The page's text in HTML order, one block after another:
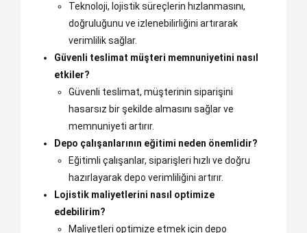
Teknoloji, lojistik süreçlerin hızlanmasını,
doğruluğunu ve izlenebilirliğini artırarak
verimlilik sağlar.
Güvenli teslimat müşteri memnuniyetini nasıl
etkiler?
Güvenli teslimat, müşterinin siparişini
hasarsız bir şekilde almasını sağlar ve
memnuniyeti artırır.
Depo çalışanlarının eğitimi neden önemlidir?
Eğitimli çalışanlar, siparişleri hızlı ve doğru
hazırlayarak depo verimliliğini artırır.
Lojistik maliyetlerini nasıl optimize
edebilirim?
Maliyetleri optimize etmek için depo